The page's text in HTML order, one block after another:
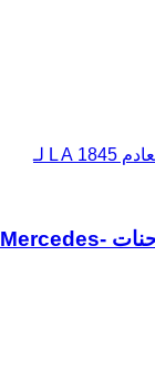
إعادة تدوير غاز العادم 1845 L A لـ
إعادة تدوير غاز العادم 1845 L A لـ الشاحنات Mercedes-